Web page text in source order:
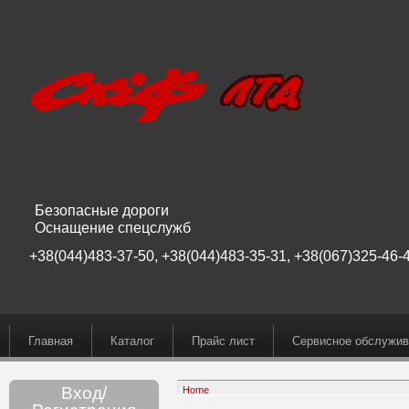
Безопасные дороги
Оснащение спецслужб
+38(044)483-37-50, +38(044)483-35-31, +38(067)325-46-
Главная Каталог Прайс лист Сервисное
Вход/
Home